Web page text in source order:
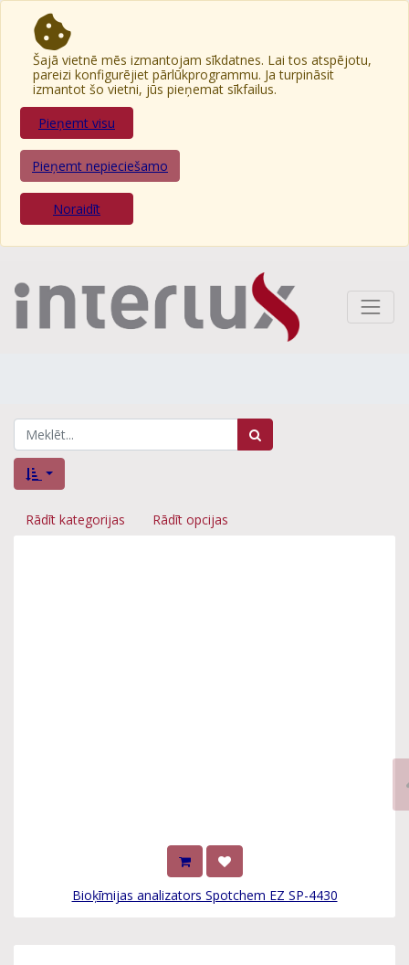
Šajā vietnē mēs izmantojam sīkdatnes. Lai tos atspējotu,
pareizi konfigurējiet pārlūkprogrammu. Ja turpināsit
izmantot šo vietni, jūs pieņemat sīkfailus.
Pieņemt visu
Pieņemt nepieciešamo
Noraidīt
Rādīt kategorijas Rādīt opcijas
Bioķīmijas analizators Spotchem EZ SP-4430